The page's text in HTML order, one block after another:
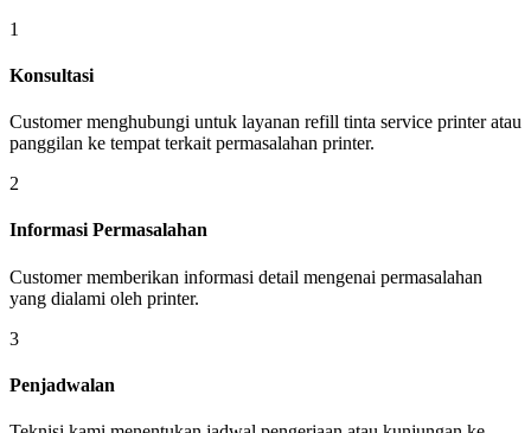
1
Konsultasi
Customer menghubungi untuk layanan refill tinta service printer atau
panggilan ke tempat terkait permasalahan printer.
2
Informasi Permasalahan
Customer memberikan informasi detail mengenai permasalahan
yang dialami oleh printer.
3
Penjadwalan